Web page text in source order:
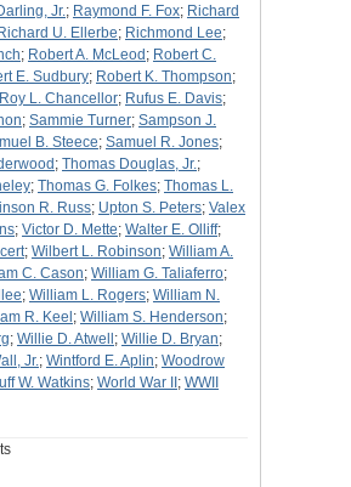
Jr.; Raymond F. Fox; Richard
Richard U. Ellerbe; Richmond Lee;
; Robert A. McLeod ; Robert C.
E. Sudbury; Robert K. Thompson;
Roy L. Chancellor; Rufus E. Davis;
; Sammie Turner; Sampson J.
B. Steece; Samuel R. Jones;
; Thomas Douglas, Jr.;
; Thomas G. Folkes; Thomas L.
R. Russ; Upton S. Peters; Valex
; Victor D. Mette; Walter E. Olliff;
; Wilbert L. Robinson; William A.
C. Cason; William G. Taliaferro;
; William L. Rogers; William N.
R. Keel ; William S. Henderson;
; Willie D. Atwell ; Willie D. Bryan;
Jr.; Wintford E. Aplin; Woodrow
W. Watkins; World War II ; WWII